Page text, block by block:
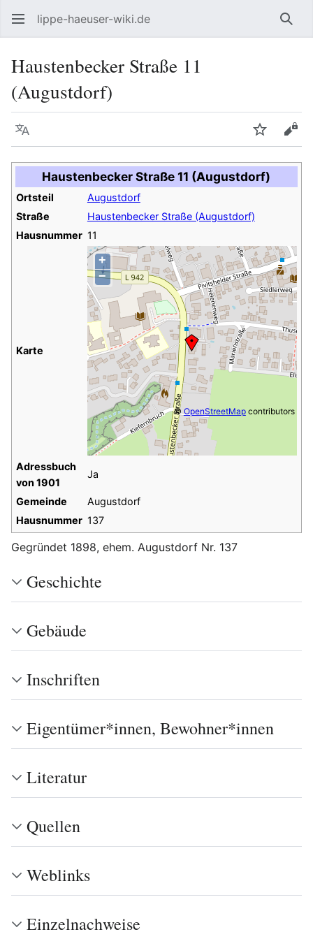
lippe-haeuser-wiki.de
Haustenbecker Straße 11
(Augustdorf)
Sprache
Haustenbecker Straße 11 (Augustdorf)
Ortsteil
Augustdorf
Straße
Haustenbecker Straße (Augustdorf)
Hausnummer 11
Karte
+
−
©OpenStreetMapcontributors
Adressbuch
von 1901
Ja
Gemeinde
Augustdorf
Hausnummer 137
Gegründet 1898, ehem. Augustdorf Nr. 137
Geschichte
Gebäude
Inschriften
Eigentümer*innen, Bewohner*innen
Literatur
Quellen
Weblinks
Einzelnachweise